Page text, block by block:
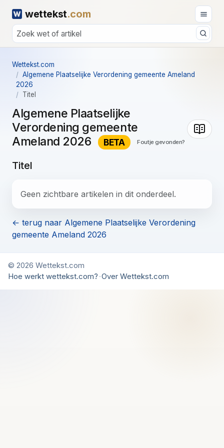
wettekst.com
Wettekst.com
Algemene Plaatselijke Verordening gemeente Ameland
2026
Titel
Algemene Plaatselijke
Verordening gemeente
Ameland 2026
BETA Foutje gevonden?
Titel
Geen zichtbare artikelen in dit onderdeel.
← terug naar Algemene Plaatselijke Verordening
gemeente Ameland 2026
© 2026 Wettekst.com
Hoe werkt wettekst.com? ·Over Wettekst.com